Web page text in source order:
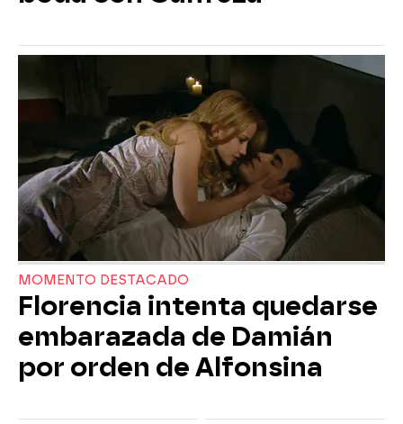
MOMENTO DESTACADO
Florencia intenta quedarse
embarazada de Damián
por orden de Alfonsina